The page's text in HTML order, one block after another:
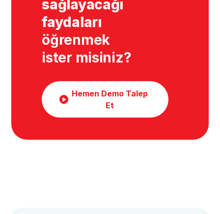
sağlayacağı
faydaları
öğrenmek
ister misiniz?
Hemen Demo Talep
Et